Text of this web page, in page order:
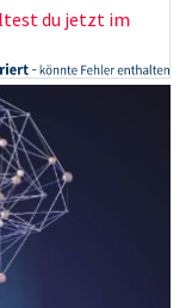
du jetzt im